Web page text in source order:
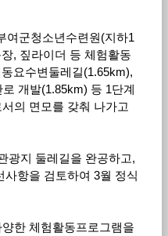
여군청소년수련원(지하1
, 짚라이더 등 체험활동
요수변둘레길(1.65km),
개발(1.85km) 등 1단계
의 면모를 갖춰 나가고
광지 둘레길을 완공하고,
항을 검토하여 3월 정식
한 체험활동프로그램을